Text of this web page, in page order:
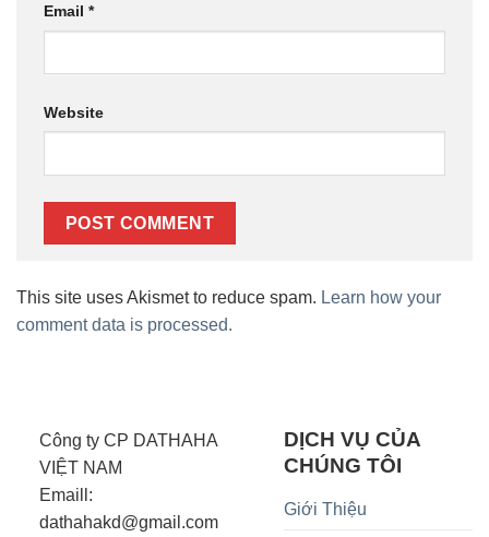
Email *
Website
This site uses Akismet to reduce spam. Learn how your
comment data is processed.
Công ty CP DATHAHA
VIỆT NAM
Emaill:
dathahakd@gmail.com
DỊCH VỤ CỦA
CHÚNG TÔI
Giới Thiệu